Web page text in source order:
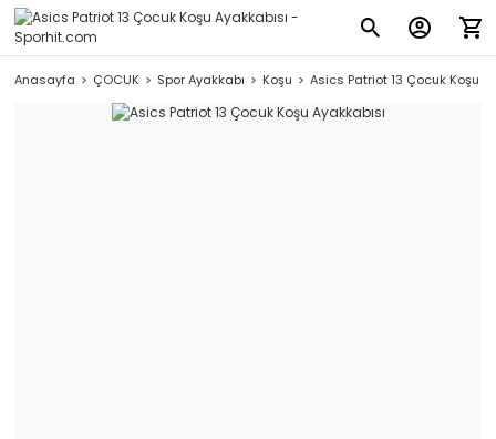
Anasayfa ÇOCUK Spor Ayakkabı Koşu Asics Patriot 13 Çocuk Koşu